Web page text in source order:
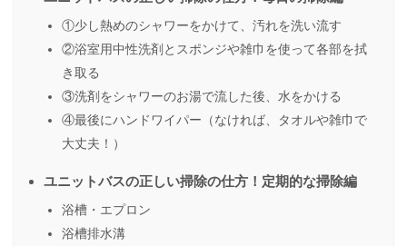
①少し熱めのシャワーをかけて、汚れを洗い流す
②浴室用中性洗剤とスポンジや雑巾を使って各部を拭
き取る
③洗剤をシャワーのお湯で流した後、水をかける
④最後にハンドワイパー（なければ、タオルや雑巾で
大丈夫！）
ユニットバスの正しい掃除の仕方！定期的な掃除編
浴槽・エプロン
浴槽排水溝